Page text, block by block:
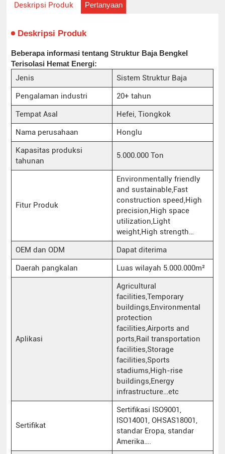
Deskripsi Produk Pertanyaan
Deskripsi Produk
Beberapa informasi tentang Struktur Baja Bengkel
Terisolasi Hemat Energi:
Jenis
Sistem Struktur Baja
Pengalaman industri
20+ tahun
Tempat Asal
Hefei, Tiongkok
Nama perusahaan
Honglu
Kapasitas produksi
tahunan
5.000.000 Ton
Fitur Produk
Environmentally friendly
and sustainable,Fast
construction speed,High
precision,High space
utilization,Light
weight,High strength…
OEM dan ODM
Dapat diterima
Daerah pangkalan
Luas wilayah 5.000.000m²
Aplikasi
Agricultural
facilities,Temporary
buildings,Environmental
protection
facilities,Airports and
ports,Rail transportation
facilities,Storage
facilities,Sports
stadiums,High-rise
buildings,Energy
infrastructure…etc
Sertifikat
Sertifikasi ISO9001,
ISO14001, OHSAS18001,
standar Eropa, standar
Amerika….